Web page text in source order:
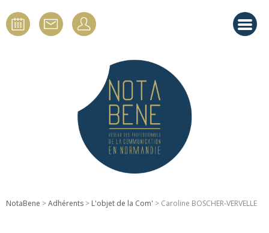
NotaBene >Adhérents > L'objet de la Com' > Caroline BOSCHER-VERVELLE